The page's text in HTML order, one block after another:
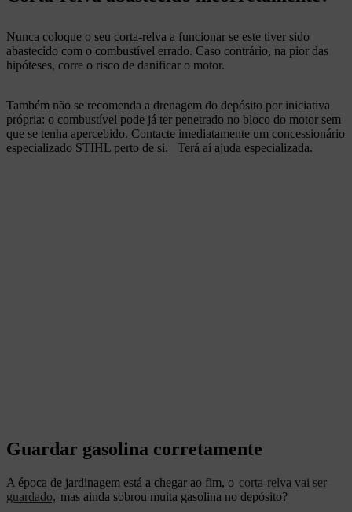
Nunca coloque o seu corta-relva a funcionar se este tiver sido
abastecido com o combustível errado. Caso contrário, na pior das
hipóteses, corre o risco de danificar o motor.
Também não se recomenda a drenagem do depósito por iniciativa
própria: o combustível pode já ter penetrado no bloco do motor sem
que se tenha apercebido. Contacte imediatamente um concessionário
especializado STIHL perto de si.
Terá aí ajuda especializada.
Guardar gasolina corretamente
A época de jardinagem está a chegar ao fim, o corta-relva vai ser
guardado, mas ainda sobrou muita gasolina no depósito?